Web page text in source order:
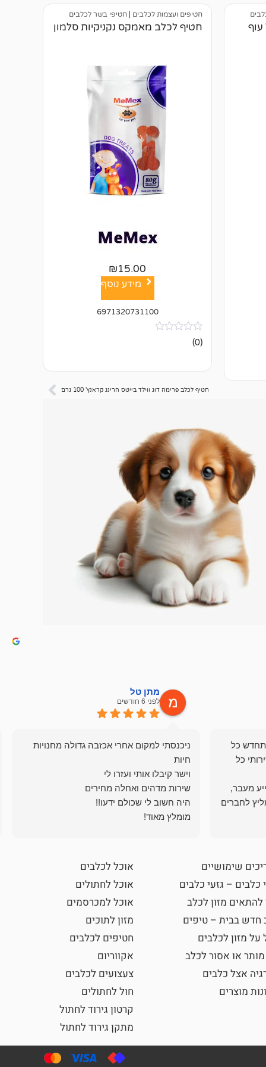
חטיפים ועצמות לכלבים חטיפי בשר לכלבים
חטיף לכלב מאמקס נקניקיות סלמון
₪15.00
מידע נוסף
6971320731100
אין
ביקורות
(0)
חטיף לכלב פרימה דוג ווילד בייטס הרינג קראנץ' 100 גרם
כל
כל
מעבר,
לחברים
מתן טל
לפני 6 חודשים
ניכנסתי למקום אחרי אכזבה גדולה מחנויות
מומלץ מאוד!
שימושיים
כלבים – גזעי כלבים
להתאים מזון לכלב
חדש בבית – טיפים
על מזון לכלבים
או אסור לכלב
אצל כלבים
מוצרים
אוכל לכלבים
אוכל לחתולים
אוכל למכרסמים
מזון לתוכים
חטיפים לכלבים
אקווריום
צעצועים לכלבים
חול לחתולים
קרטון גירוד לחתול
מתקן גירוד לחתול